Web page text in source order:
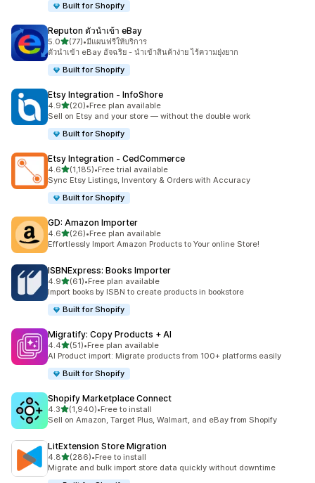
Built for Shopify
Reputon ตัวนำเข้า eBay
5.0เต็ม 5 ดาว
(77)
ทั้งหมด 77 รีวิว
•มีแผนฟรีให้บริการ
ตัวนำเข้า eBay อัจฉริย - นำเข้าสินค้าง่าย ไร้ความยุ่งยาก
Built for Shopify
Etsy Integration ‑ InfoShore
4.9เต็ม 5 ดาว
(20)
ทั้งหมด 20 รีวิว
•Free plan available
Sell on Etsy and your store — without the double work
Built for Shopify
Etsy Integration ‑ CedCommerce
4.6เต็ม 5 ดาว
(1,185)
ทั้งหมด 1185 รีวิว
•Free trial available
Sync Etsy Listings, Inventory & Orders with Accuracy
Built for Shopify
GD: Amazon Importer
4.6เต็ม 5 ดาว
(26)
ทั้งหมด 26 รีวิว
•Free plan available
Effortlessly Import Amazon Products to Your online Store!
ISBNExpress: Books Importer
4.9เต็ม 5 ดาว
(61)
ทั้งหมด 61 รีวิว
•Free plan available
Import books by ISBN to create products in bookstore
Built for Shopify
Migratify: Copy Products + AI
4.4เต็ม 5 ดาว
(51)
ทั้งหมด 51 รีวิว
•Free plan available
AI Product import: Migrate products from 100+ platforms easily
Built for Shopify
Shopify Marketplace Connect
4.3เต็ม 5 ดาว
(1,940)
ทั้งหมด 1940 รีวิว
•Free to install
Sell on Amazon, Target Plus, Walmart, and eBay from Shopify
LitExtension Store Migration
4.8เต็ม 5 ดาว
(286)
ทั้งหมด 286 รีวิว
•Free to install
Migrate and bulk import store data quickly without downtime